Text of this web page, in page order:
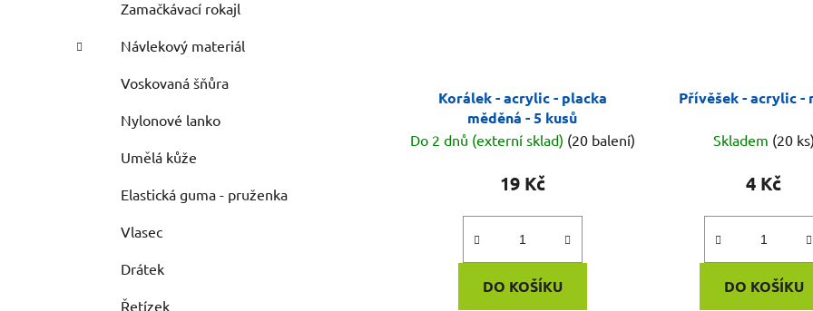
Zamačkávací rokajl
Návlekový materiál
Voskovaná šňůra
Nylonové lanko
Umělá kůže
Elastická guma - pruženka
Vlasec
Drátek
Řetízek
Korálek - acrylic - placka
měděná - 5 kusů
Do 2 dnů (externí sklad) (20 balení)
19 Kč
DO KOŠÍKU
Přívěšek - acrylic -
Skladem (20 ks)
4 Kč
DO KOŠÍKU